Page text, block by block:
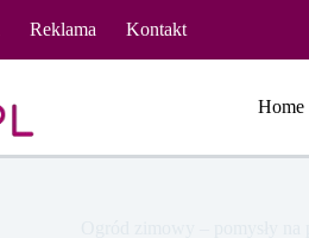
Reklama Kontakt
Home